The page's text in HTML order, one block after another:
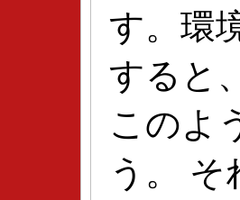
す。環
すると、
このよ
う。